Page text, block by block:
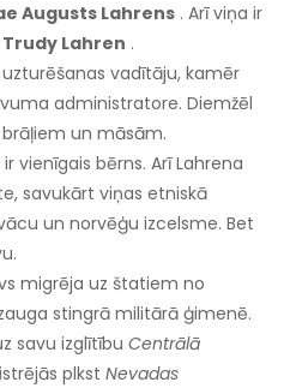
Augusts Lahrens . Arī viņa ir
Trudy Lahren .
vadītāju, kamēr
administratore. Diemžēl
un māsām.
vienīgais bērns. Arī Lahrena
savukārt viņas etniskā
un norvēģu izcelsme. Bet
migrēja uz štatiem no
stingrā militārā ģimenē.
savu izglītību Centrālā
plkst Nevadas